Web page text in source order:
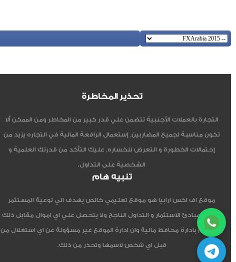
تحذير المخاطرة
التجارة بالعملات الأجنبية تتضمن علي قدر كبير من المخاطر ومن الممكن ألا
تكون مناسبة لجميع المضاربين, إستعمال الرافعة المالية في التجاره يزيد من
إحتمالات الخطورة و التعرض للخساره, عليك التأكد من قدرتك العلمية و
الشخصية على التداول.
تنبيه هام
موقع اف اكس ارابيا هو موقع تعليمي خالص يهدف الي توعية المستثمر
العربي مبادئ الاستثمار و التداول الناجح ولا يتحصل علي اي اموال مقابل ذلك
ولا يقوم بادارة محافظ مالية وان ادارة الموقع غير مسؤولة عن اي استغلال من
قبل اي شخص لاسمها وتحذر من ذلك.